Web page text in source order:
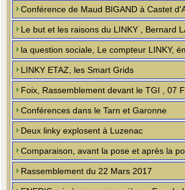
Conférence de Maud BIGAND à Castet
Le but et les raisons du LINKY , Bernard
la question sociale, Le compteur LINKY,
LINKY ETAZ, les Smart Grids
Foix, Rassemblement devant le TGI , 07
Conférences dans le Tarn et Garonne
Deux linky explosent à Luzenac
Comparaison, avant la pose et après la
Rassemblement du 22 Mars 2017